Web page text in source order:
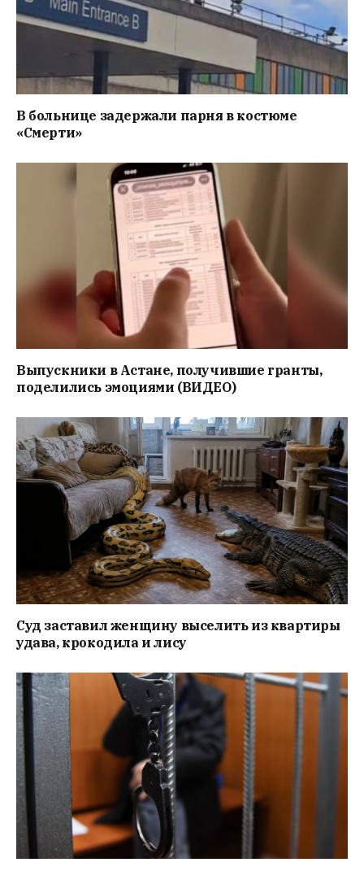
В больнице задержали парня в костюме
«Смерти»
Выпускники в Астане, получившие гранты,
поделились эмоциями (ВИДЕО)
Суд заставил женщину выселить из квартиры
удава, крокодила и лису